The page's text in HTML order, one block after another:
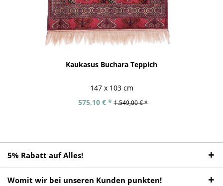
Kaukasus Buchara Teppich
147 x 103 cm
575,10 € * 1.549,00 € *
5% Rabatt auf Alles!
Womit wir bei unseren Kunden punkten!